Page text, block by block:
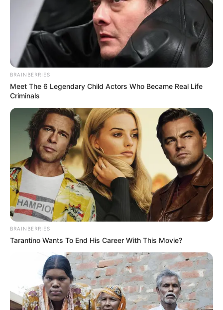
เดือน สิงหาคม
เสาร์ที่ 15 สิงหาคม 256307.15-13.45 น. คน
เกิดวันพฤหัสบดีห้ามให้ฤกษ์นี้
พฤหัสบดีที่ 20 สิงหาคม 256313.45-19.15 น. คน
เกิดวันพุธกลางคืนห้ามใช้ฤกษ์นี้
จันทร์ที่ 31 สิงหาคม 2563
เกิดวันอาทิตย์ห้ามให้ฤกษ์นี้
เดือน กันยายน
เสาร์ที่ 5 กันยายน 256310.05-13.45 น. คน
เกิดวันพฤหัสบดีห้ามให้ฤกษ์นี้
BRAINBERRIES
Meet The 6 Legendary Child Actors Who Became Real Life
Criminals
BRAINBERRIES
Tarantino Wants To End His Career With This Movie?